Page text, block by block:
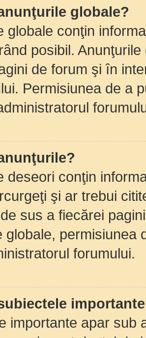
globale?
globale conţin
posibil.
de forum şi în
Permisiunea de a
deseori conţin
şi ar trebui
sus a fiecărei
globale, permisiunea
forumului.
importante apar sub